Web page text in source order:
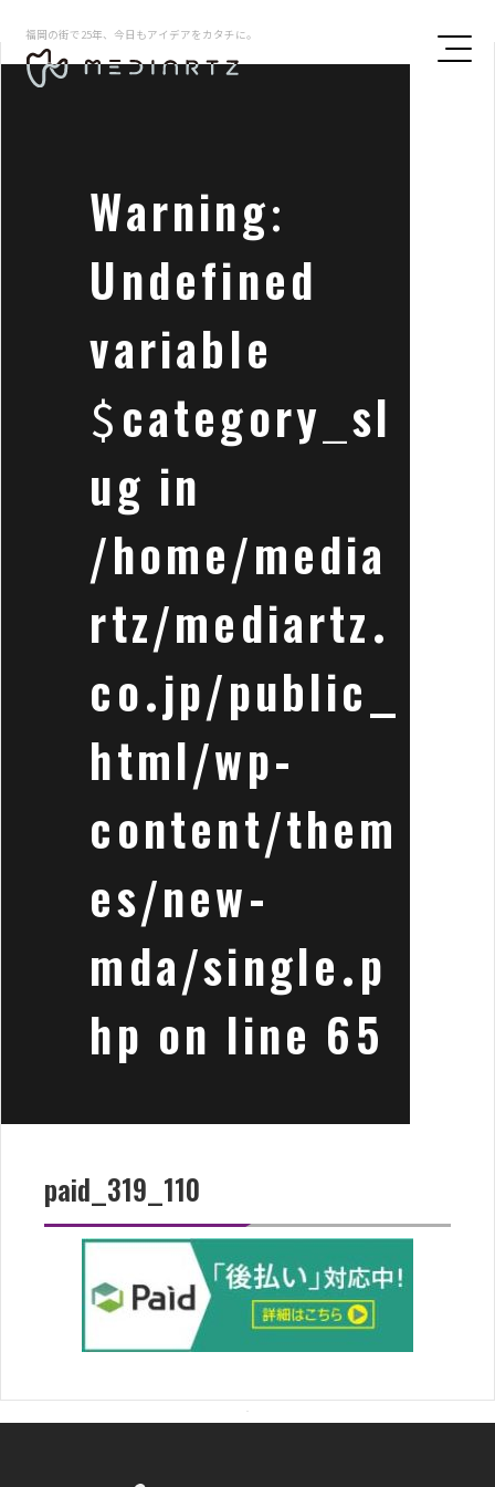
福岡の街で25年、今日もアイデアをカタチに。
Warning:
Undefined
variable
$category_sl
ug in
/home/media
rtz/mediartz.
co.jp/public_
html/wp-
content/them
es/new-
mda/single.p
hp on line 65
paid_319_110